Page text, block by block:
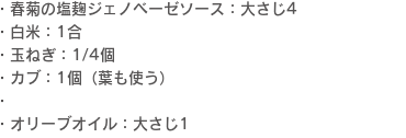
・春菊の塩麹ジェノベーゼソース：大さじ4
・白米：1合
・ 玉ねぎ：1/4個
・カブ：1個（葉も使う）
・
・オリーブオイル：大さじ1